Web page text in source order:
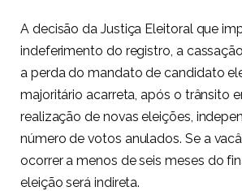
A decisão da Justiça Eleitoral que
indeferimento do registro, a
a perda do mandato de candidato
majoritário acarreta, após o trânsito
realização de novas eleições,
número de votos anulados. Se a
ocorrer a menos de seis meses do
eleição será indireta.